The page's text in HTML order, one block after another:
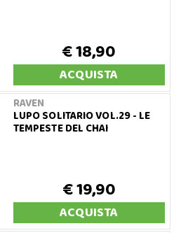
€ 18,90
ACQUISTA
RAVEN
LUPO SOLITARIO VOL.29 - LE
TEMPESTE DEL CHAI
€ 19,90
ACQUISTA